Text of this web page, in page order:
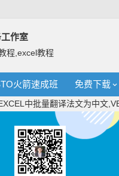
作室
程,excel教程
火箭速成班 免费下载
中批量翻译法文为中文